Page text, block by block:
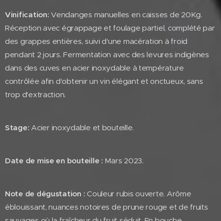
Vinification: Vendanges manuelles en caisses de 20Kg.
Réception avec égrappage et foulage partiel, complété par
des grappes entières, suivi d'une macération à froid
pendant 2 jours. Fermentation avec des levures indigènes
dans des cuves en acier inoxydable à température
contrôlée afin d'obtenir un vin élégant et onctueux, sans
trop d'extraction.
Stage: Acier inoxydable et bouteille.
Date de mise en bouteille : Mars 2023.
Note de dégustation : Couleur rubis ouverte. Arôme
éblouissant, nuances notoires de prune rouge et de fruits